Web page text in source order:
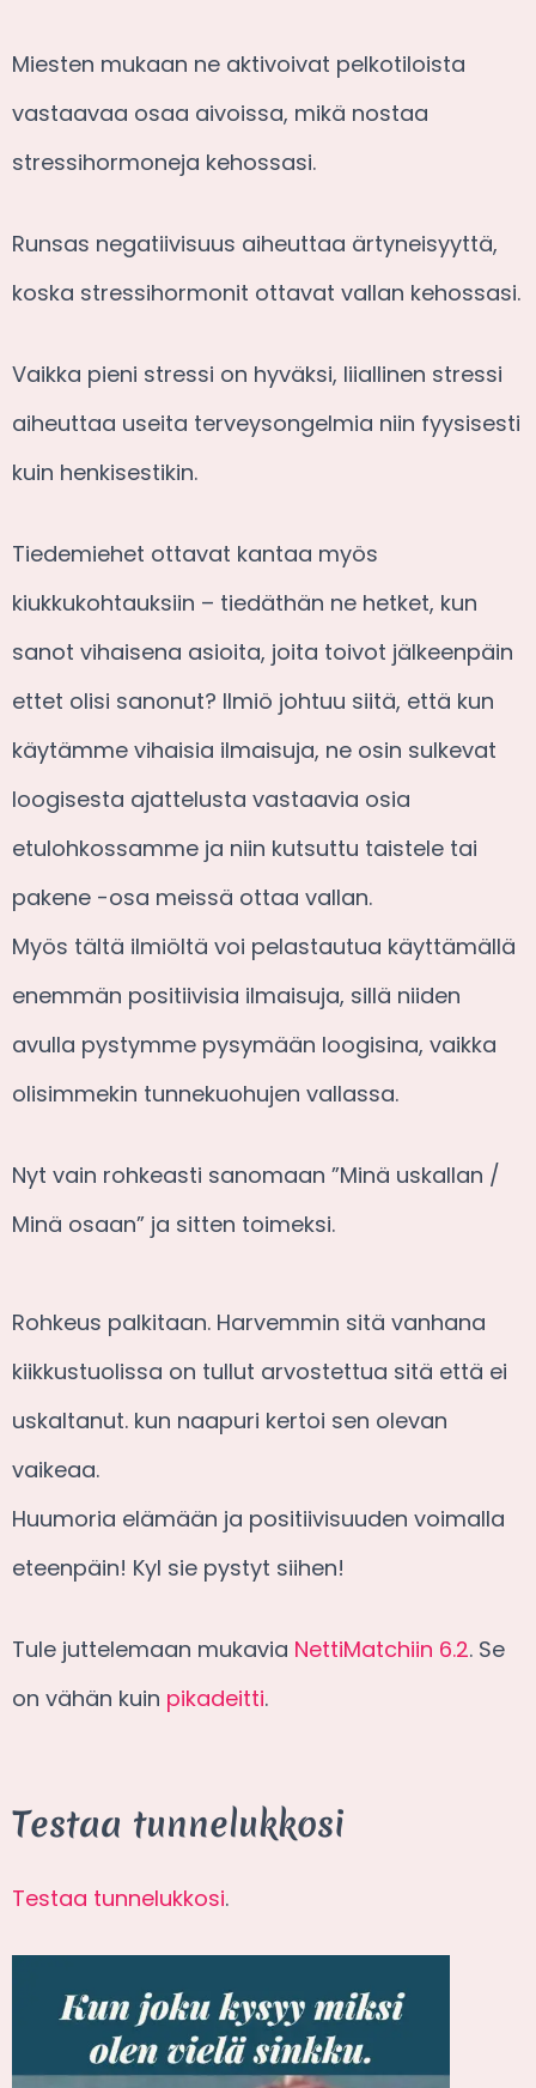
Miesten mukaan ne aktivoivat pelkotiloista
vastaavaa osaa aivoissa, mikä nostaa
stressihormoneja kehossasi.
Runsas negatiivisuus aiheuttaa ärtyneisyyttä,
koska stressihormonit ottavat vallan kehossasi.
Vaikka pieni stressi on hyväksi, liiallinen stressi
aiheuttaa useita terveysongelmia niin fyysisesti
kuin henkisestikin.
Tiedemiehet ottavat kantaa myös
kiukkukohtauksiin – tiedäthän ne hetket, kun
sanot vihaisena asioita, joita toivot jälkeenpäin
ettet olisi sanonut? Ilmiö johtuu siitä, että kun
käytämme vihaisia ilmaisuja, ne osin sulkevat
loogisesta ajattelusta vastaavia osia
etulohkossamme ja niin kutsuttu taistele tai
pakene -osa meissä ottaa vallan.
Myös tältä ilmiöltä voi pelastautua käyttämällä
enemmän positiivisia ilmaisuja, sillä niiden
avulla pystymme pysymään loogisina, vaikka
olisimmekin tunnekuohujen vallassa.
Nyt vain rohkeasti sanomaan ”Minä uskallan /
Minä osaan” ja sitten toimeksi.
Rohkeus palkitaan. Harvemmin sitä vanhana
kiikkustuolissa on tullut arvostettua sitä että ei
uskaltanut. kun naapuri kertoi sen olevan
vaikeaa.
Huumoria elämään ja positiivisuuden voimalla
eteenpäin! Kyl sie pystyt siihen!
Tule juttelemaan mukavia NettiMatchiin 6.2. Se
on vähän kuin pikadeitti.
Testaa tunnelukkosi
Testaa tunnelukkosi.